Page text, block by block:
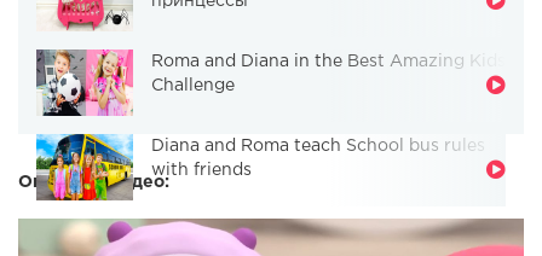
Roma and Diana in the Best Amazing Kids
Challenge
Diana and Roma teach School bus rules
with friends
Описание видео: